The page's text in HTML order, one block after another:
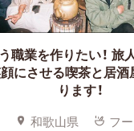
職業を作りたい！ 旅
にさせる喫茶と居
ります！
和歌山県 フ